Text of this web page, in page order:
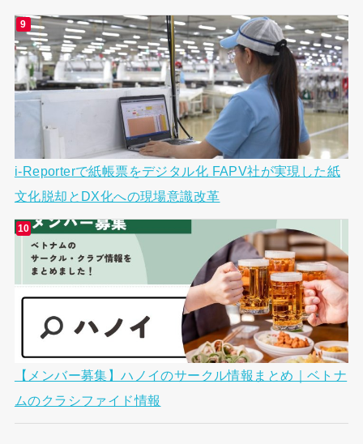
i-Reporterで紙帳票をデジタル化 FAPV社が実現した紙
文化脱却とDX化への現場意識改革
【メンバー募集】ハノイのサークル情報まとめ｜ベトナ
ムのクラシファイド情報